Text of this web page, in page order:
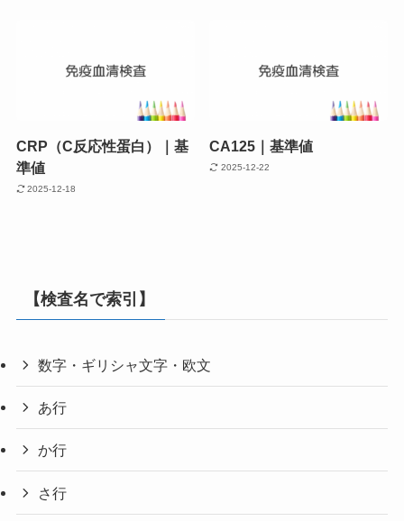
CRP（C反応性蛋白）｜基
準値
2025-12-18
CA125｜基準値
2025-12-22
【検査名で索引】
数字・ギリシャ文字・欧文
あ行
か行
さ行